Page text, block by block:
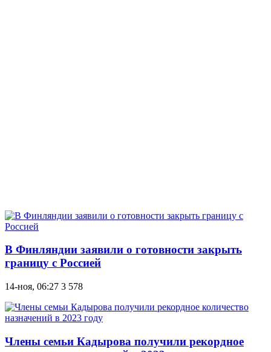
В Финляндии заявили о готовности закрыть
границу с Россией
14-ноя, 06:27 3 578
Члены семьи Кадырова получили рекордное